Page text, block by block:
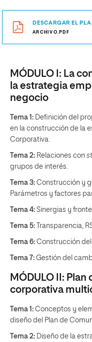
DESCARGAR EL
ARCHIVO.PDF
MÓDULO I: La
la estrategia
negocio
Tema 1: Definición del
en la construcción de la
Corporativa.
Tema 2: Relaciones con
grupos de interés.
Tema 3: Construcción y
Parámetros y factores
Tema 4: Sinergias y
Tema 5: Transparencia,
Tema 6: Construcción
Tema 7: Gestión del
MÓDULO II:
corporativa
Tema 1: Conceptos y
diseño del Plan de
Tema 2: Diseño de la